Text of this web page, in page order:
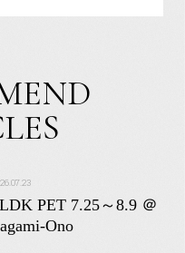
PET 7.25～8.9 ＠
Ono